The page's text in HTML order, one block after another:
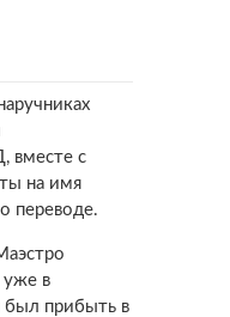
вместе с
на имя
переводе.
уже в
был прибыть в